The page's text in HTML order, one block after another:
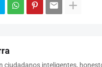
ciudadanos inteligentes,